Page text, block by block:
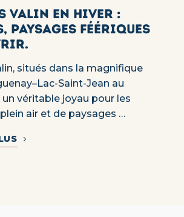
Valin en hiver :
paysages féériques
situés dans la magnifique
Saint-Jean au
véritable joyau pour les
air et de paysages …